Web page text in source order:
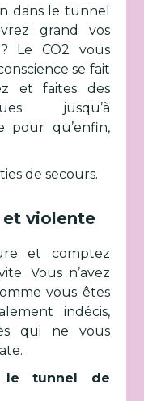
dans le tunnel
grand vos
Le CO2 vous
se fait
et faites des
jusqu’à
pour qu’enfin,
de secours.
et violente
et comptez
Vous n’avez
vous êtes
indécis,
qui ne vous
le tunnel de